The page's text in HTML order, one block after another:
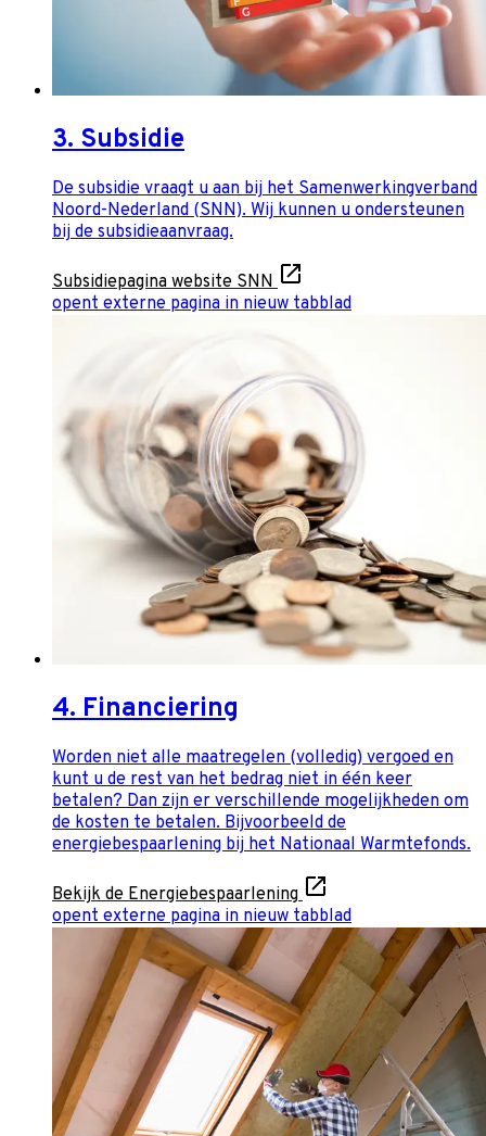
3. Subsidie
De subsidie vraagt u aan bij het Samenwerkingverband
Noord-Nederland (SNN). Wij kunnen u ondersteunen
bij de subsidieaanvraag.
Subsidiepagina website SNN
opent externe pagina in nieuw tabblad
4. Financiering
Worden niet alle maatregelen (volledig) vergoed en
kunt u de rest van het bedrag niet in één keer
betalen? Dan zijn er verschillende mogelijkheden om
de kosten te betalen. Bijvoorbeeld de
energiebespaarlening bij het Nationaal Warmtefonds.
Bekijk de Energiebespaarlening
opent externe pagina in nieuw tabblad